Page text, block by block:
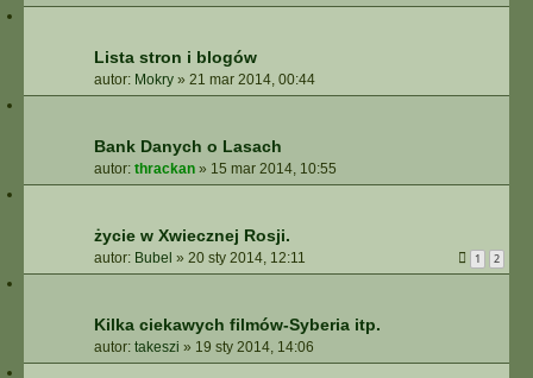
Lista stron i blogów
autor: Mokry » 21 mar 2014, 00:44
Bank Danych o Lasach
autor: thrackan » 15 mar 2014, 10:55
życie w Xwiecznej Rosji.
autor: Bubel » 20 sty 2014, 12:11 1 2
Kilka ciekawych filmów-Syberia itp.
autor: takeszi » 19 sty 2014, 14:06